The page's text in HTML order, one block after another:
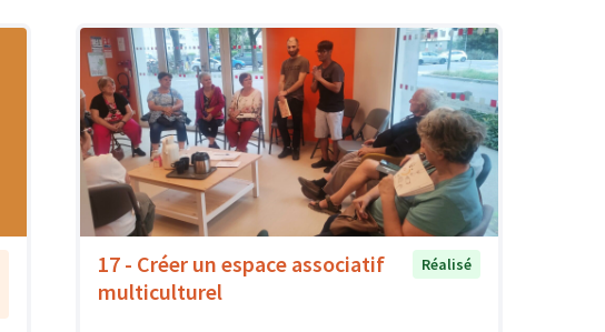
17 - Créer un espace associatif
multiculturel
Réalisé